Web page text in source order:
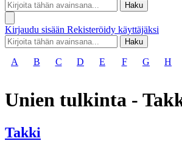
Haku
Kirjaudu sisään Rekisteröidy käyttäjäksi
Haku
A B C D E F G H
Unien tulkinta -
Takki